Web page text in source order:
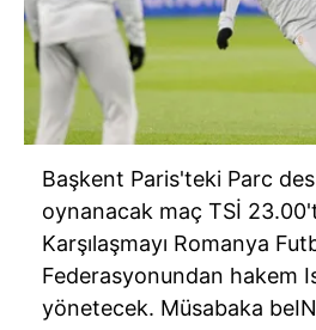
Başkent Paris'teki Parc
oynanacak maç TSİ
Karşılaşmayı Romanya
Federasyonundan hakem
yönetecek. Müsabaka